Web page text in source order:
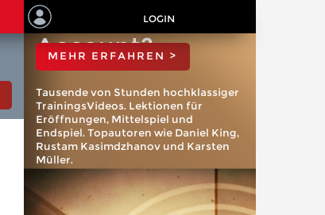
LOGIN
ChessBase
Account?
MEHR ERFAHREN >
Tausende von Stunden hochklassiger
TrainingsVideos. Lektionen für
Eröffnungen, Mittelspiel und
Endspiel. Topautoren wie Daniel King,
Rustam Kasimdzhanov und Karsten
Müller.